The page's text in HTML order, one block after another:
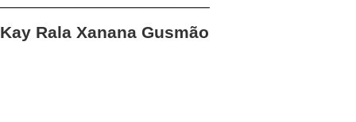
Kay Rala Xanana Gusmão